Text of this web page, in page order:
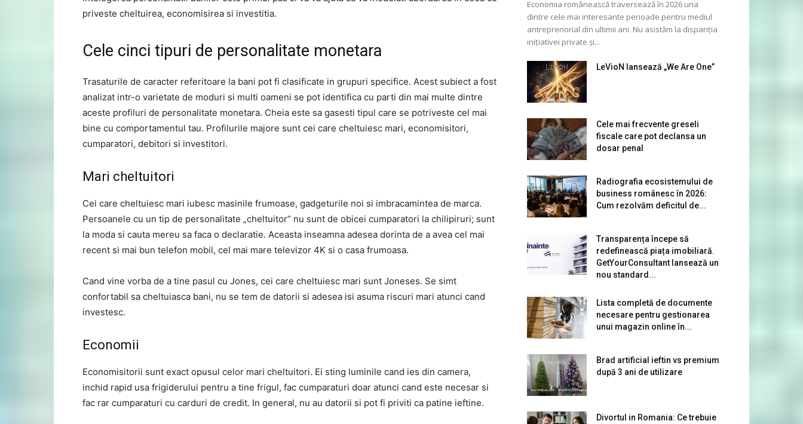
priveste cheltuirea, economisirea si investitia.
Cele cinci tipuri de personalitate monetara
Trasaturile de caracter referitoare la bani pot fi clasificate in grupuri specifice. Acest subiect a fost
analizat intr-o varietate de moduri si multi oameni se pot identifica cu parti din mai multe dintre
aceste profiluri de personalitate monetara. Cheia este sa gasesti tipul care se potriveste cel mai
bine cu comportamentul tau. Profilurile majore sunt cei care cheltuiesc mari, economisitori,
cumparatori, debitori si investitori.
Mari cheltuitori
Cei care cheltuiesc mari iubesc masinile frumoase, gadgeturile noi si imbracamintea de marca.
Persoanele cu un tip de personalitate „cheltuitor” nu sunt de obicei cumparatori la chilipiruri; sunt
la moda si cauta mereu sa faca o declaratie. Aceasta inseamna adesea dorinta de a avea cel mai
recent si mai bun telefon mobil, cel mai mare televizor 4K si o casa frumoasa.
Cand vine vorba de a tine pasul cu Jones, cei care cheltuiesc mari sunt Joneses. Se simt
confortabil sa cheltuiasca bani, nu se tem de datorii si adesea isi asuma riscuri mari atunci cand
investesc.
Economii
Economisitorii sunt exact opusul celor mari cheltuitori. Ei sting luminile cand ies din camera,
inchid rapid usa frigiderului pentru a tine frigul, fac cumparaturi doar atunci cand este necesar si
fac rar cumparaturi cu carduri de credit. In general, nu au datorii si pot fi priviti ca patine ieftine.
Economia românească traversează în 2026 una
dintre cele mai interesante perioade pentru mediul
antreprenorial din ultimii ani. Nu asistăm la dispariția
inițiativei private și...
LeVioN lansează „We Are One”
Cele mai frecvente greseli
fiscale care pot declansa un
dosar penal
Radiografia ecosistemului de
business românesc în 2026:
Cum rezolvăm deficitul de...
Transparența începe să
redefinească piața imobiliară.
GetYourConsultant lansează un
nou standard...
Lista completă de documente
necesare pentru gestionarea
unui magazin online în...
Brad artificial ieftin vs premium
după 3 ani de utilizare
Divortul in Romania: Ce trebuie